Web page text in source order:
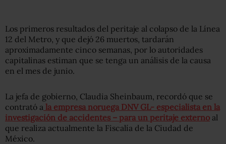
Los primeros resultados del peritaje al colapso de la Línea
12 del Metro, y que dejó 26 muertos, tardarán
aproximadamente cinco semanas, por lo autoridades
capitalinas estiman que se tenga un análisis de la causa
en el mes de junio.
La jefa de gobierno, Claudia Sheinbaum, recordó que se
contrató a la empresa noruega DNV GL- especialista en la
investigación de accidentes – para un peritaje externo al
que realiza actualmente la Fiscalía de la Ciudad de
México.